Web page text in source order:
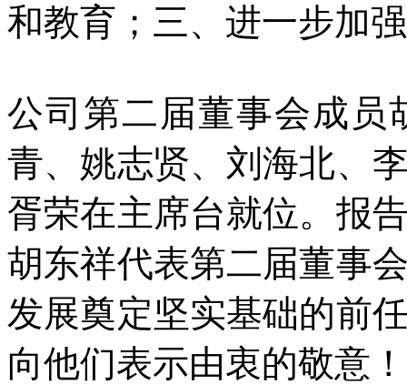
和教育；三、进一步加
公司第二届董事会成员
青、姚志贤、刘海北、
胥荣在主席台就位。报
胡东祥代表第二届董事
发展奠定坚实基础的前
向他们表示由衷的敬意！